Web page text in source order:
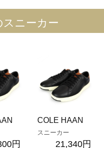
スニーカー
円
COLE HAAN
スニーカー
21,340円